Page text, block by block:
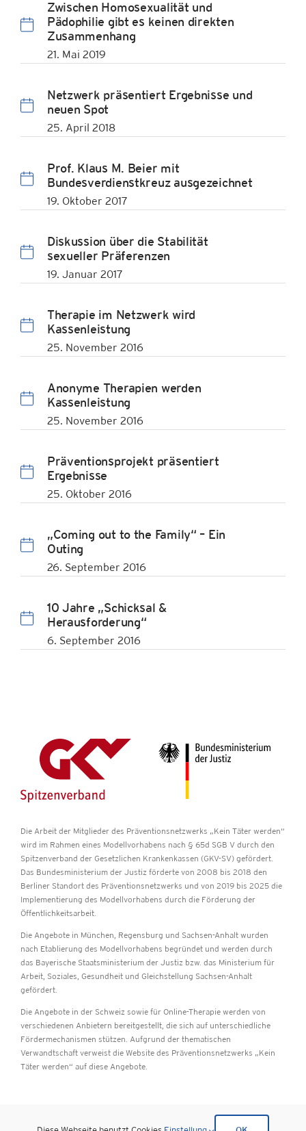
Zwischen Homosexualität und
Pädophilie gibt es keinen direkten
Zusammenhang
21. Mai 2019
Netzwerk präsentiert Ergebnisse und
neuen Spot
25. April 2018
Prof. Klaus M. Beier mit
Bundesverdienstkreuz ausgezeichnet
19. Oktober 2017
Diskussion über die Stabilität
sexueller Präferenzen
19. Januar 2017
Therapie im Netzwerk wird
Kassenleistung
25. November 2016
Anonyme Therapien werden
Kassenleistung
25. November 2016
Präventionsprojekt präsentiert
Ergebnisse
25. Oktober 2016
„Coming out to the Family“ – Ein
Outing
26. September 2016
10 Jahre „Schicksal &
Herausforderung“
6. September 2016
Die Arbeit der Mitglieder des Präventionsnetzwerks „Kein Täter werden“
wird im Rahmen eines Modellvorhabens nach § 65d SGB V durch den
Spitzenverband der Gesetzlichen Krankenkassen (GKV-SV) gefördert.
Das Bundesministerium der Justiz förderte von 2008 bis 2018 den
Berliner Standort des Präventionsnetzwerks und von 2019 bis 2025 die
Implementierung des Modellvorhabens durch die Förderung der
Öffentlichkeitsarbeit.
Die Angebote in München, Regensburg und Sachsen-Anhalt wurden
nach Etablierung des Modellvorhabens begründet und werden durch
das Bayerische Staatsministerium der Justiz bzw. das Ministerium für
Arbeit, Soziales, Gesundheit und Gleichstellung Sachsen-Anhalt
gefördert.
Die Angebote in der Schweiz sowie für Online-Therapie werden von
verschiedenen Anbietern bereitgestellt, die sich auf unterschiedliche
Fördermechanismen stützen. Aufgrund der thematischen
Verwandtschaft verweist die Website des Präventionsnetzwerks „Kein
Täter werden“ auf diese Angebote.
Impressum| Datenschutz